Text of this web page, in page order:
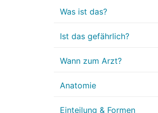
Was ist das?
Ist das gefährlich?
Wann zum Arzt?
Anatomie
Einteilung & Formen